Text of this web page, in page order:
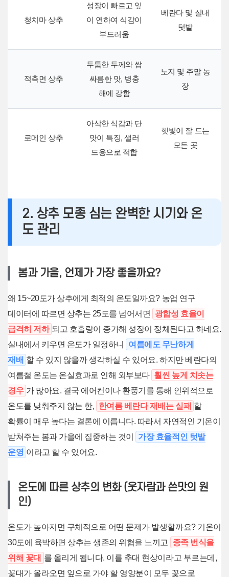
청치마 상추
성장이 빠르고 잎
이 연하여 식감이
부드러움
베란다 및 실내
텃밭
적축면 상추
두툼한 두께와 쌉
싸름한 맛, 병충
해에 강함
노지 및 주말 농
장
로메인 상추
아삭한 식감과 단
맛이 특징, 샐러
드용으로 적합
햇빛이 잘 드는
모든 곳
2. 상추 모종 심는 완벽한 시기와 온
도 관리
봄과 가을, 언제가 가장 좋을까요?
왜 15~20도가 상추에게 최적의 온도일까요? 농업 연구
데이터에 따르면 상추는 25도를 넘어서면
광합성 효율이
급격히 저하 되고 호흡량이 증가해 성장이 정체된다고 하네요.
실내에서 키우면 온도가 일정하니
여름에도 무난하게
재배 할 수 있지 않을까 생각하실 수 있어요. 하지만 베란다의
여름철 온도는 온실효과로 인해 외부보다 훨씬 높게 치솟는
경우 가 많아요. 결국 에어컨이나 환풍기를 통해 인위적으로
온도를 낮춰주지 않는 한, 한여름 베란다 재배는 실패 할
확률이 매우 높다는 결론에 이릅니다. 따라서 자연적인 기온이
받쳐주는 봄과 가을에 집중하는 것이
가장 효율적인 텃밭
운영 이라고 할 수 있어요.
온도에 따른 상추의 변화 (웃자람과 쓴맛의 원
인)
온도가 높아지면 구체적으로 어떤 문제가 발생할까요? 기온이
30도에 육박하면 상추는 생존의 위협을 느끼고
종족 번식을
위해 꽃대 를 올리게 됩니다. 이를 추대 현상이라고 부르는데,
꽃대가 올라오면 잎으로 가야 할 영양분이 모두 꽃으로